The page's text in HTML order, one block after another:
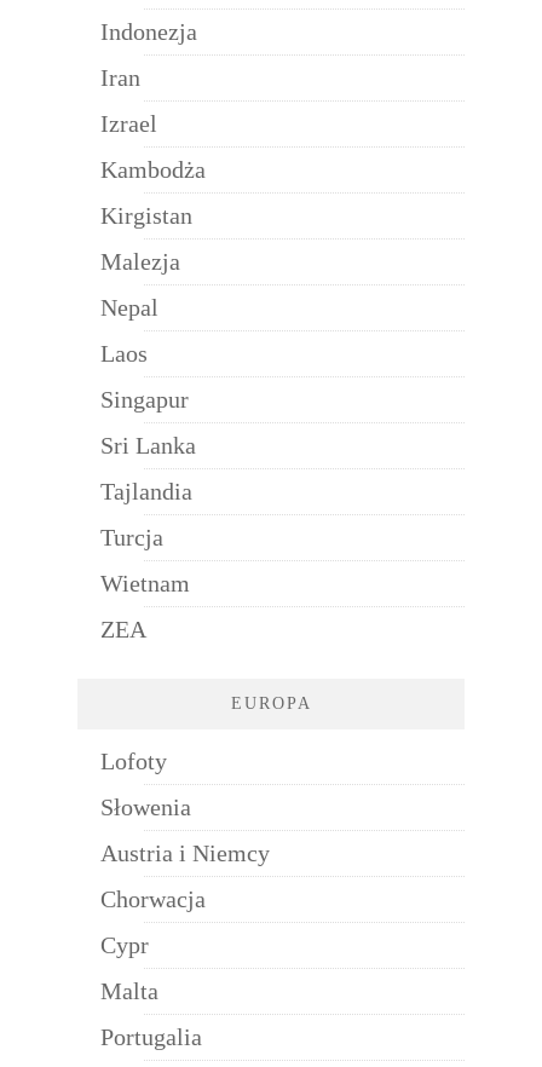
Indonezja
Iran
Izrael
Kambodża
Kirgistan
Malezja
Nepal
Laos
Singapur
Sri Lanka
Tajlandia
Turcja
Wietnam
ZEA
EUROPA
Lofoty
Słowenia
Austria i Niemcy
Chorwacja
Cypr
Malta
Portugalia